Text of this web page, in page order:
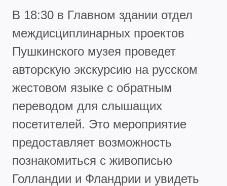
В 18:30 в Главном здании отдел
междисциплинарных проектов
Пушкинского музея проведет
авторскую экскурсию на русском
жестовом языке с обратным
переводом для слышащих
посетителей. Это мероприятие
предоставляет возможность
познакомиться с живописью
Голландии и Фландрии и увидеть